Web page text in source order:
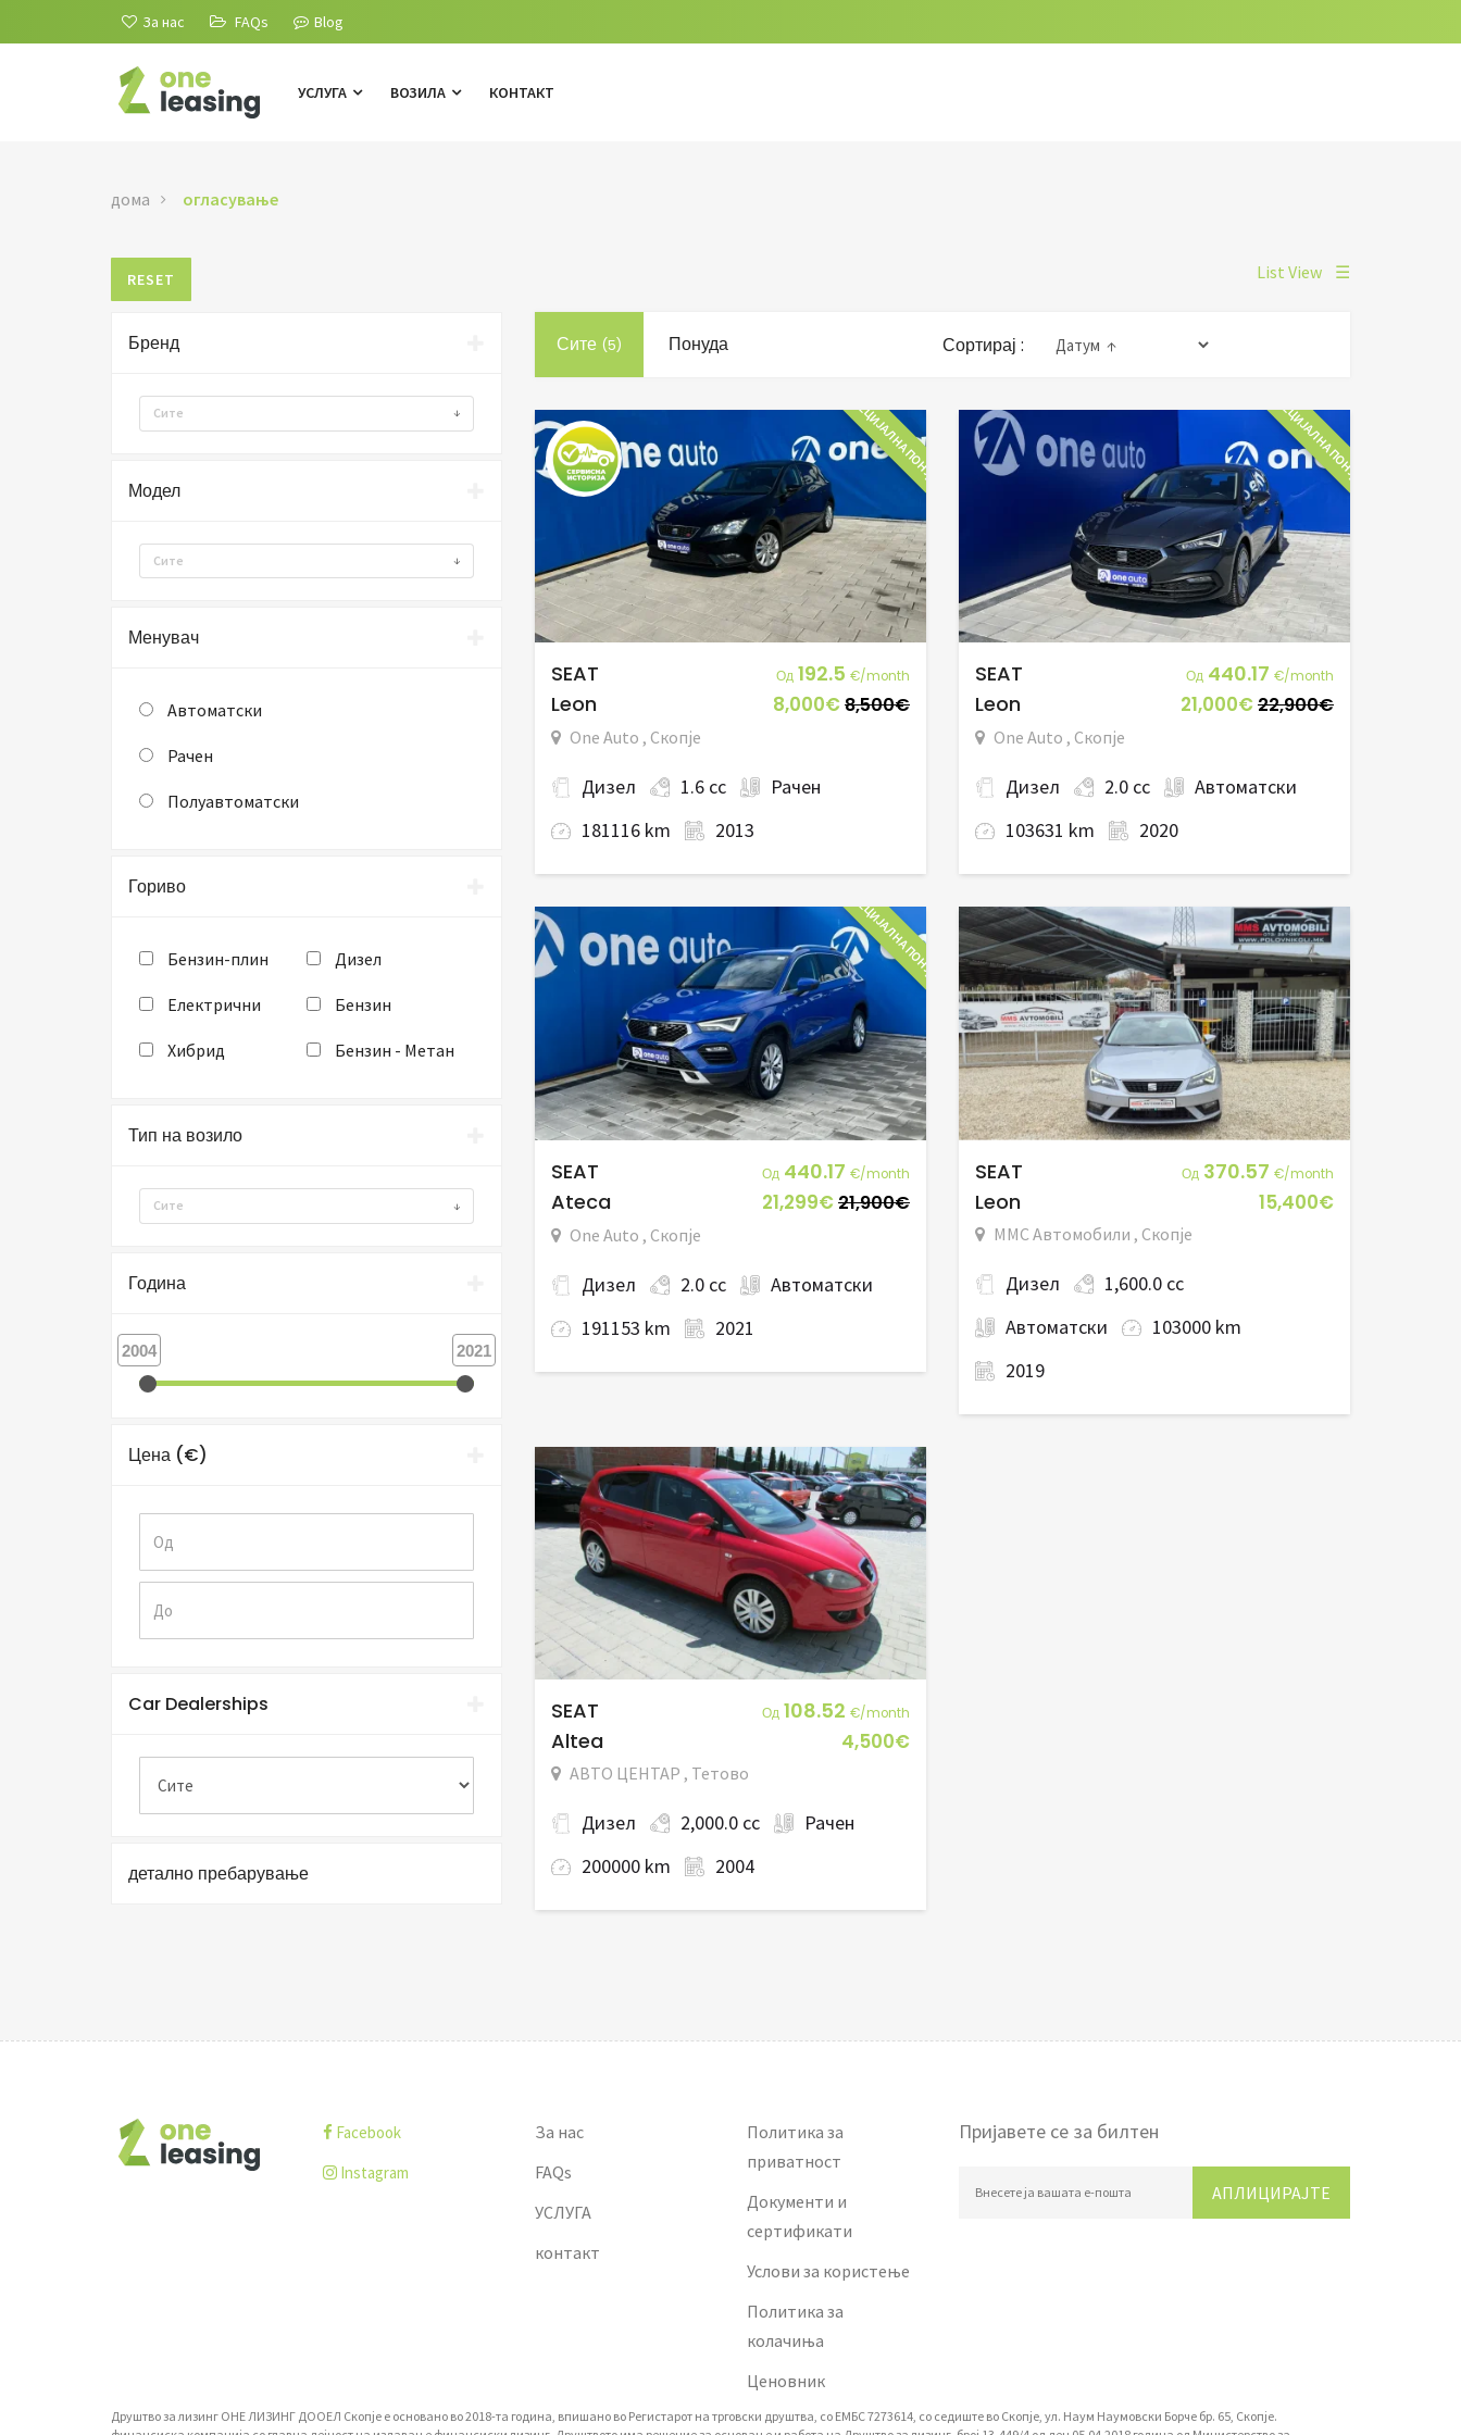
За нас FAQs Blog
УСЛУГА ВОЗИЛА КОНТАКТ
дома огласување
RESET List View ☰
Сите (5) Понуда Сортирај :
СПЕЦИЈАЛНА ПОНУДА
SEAT Од 192.5 €/month
Leon 8,000€8,500€
One Auto , Скопје
Дизел 1.6 cc
Рачен
181116 km
2013
СПЕЦИЈАЛНА ПОНУДА
SEAT Од 440.17 €/month
Leon 21,000€22,900€
One Auto , Скопје
Дизел 2.0 cc
Автоматски
103631 km
2020
СПЕЦИЈАЛНА ПОНУДА
SEAT Од 440.17 €/month
Ateca 21,299€21,900€
One Auto , Скопје
Дизел 2.0 cc
Автоматски
191153 km
2021
SEAT Од 370.57 €/month
Leon 15,400€
ММС Автомобили , Скопје
Дизел
1,600.0 cc
Автоматски
103000 km
2019
SEAT Од 108.52 €/month
Altea 4,500€
АВТО ЦЕНТАР , Тетово
Дизел 2,000.0 cc
Рачен
200000 km
2004
Бренд
Сите
Модел
Сите
Менувач
Автоматски
Рачен
Полуавтоматски
Гориво
Бензин-плин Дизел
Електрични Бензин
Хибрид Бензин - Метан
Тип на возило
Сите
Година
2004 2021
Цена (€)
Car Dealerships
детално пребарување
Facebook
Instagram
За нас
FAQs
УСЛУГА
контакт
Политика за
приватност
Документи и
сертификати
Услови за користење
Политика за
колачиња
Ценовник
Пријавете се за билтен
АПЛИЦИРАЈТЕ
Друштво за лизинг ОНЕ ЛИЗИНГ ДООЕЛ Скопје е основано во 2018-та година, впишано вo Регистарот на трговски друштва, со ЕМБС 7273614, со седиште во Скопје, ул. Наум Наумовски Борче бр. 65, Скопје.